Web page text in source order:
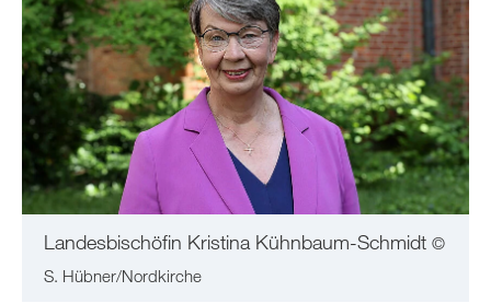
Landesbischöfin Kristina Kühnbaum-Schmidt ©
S. Hübner/Nordkirche